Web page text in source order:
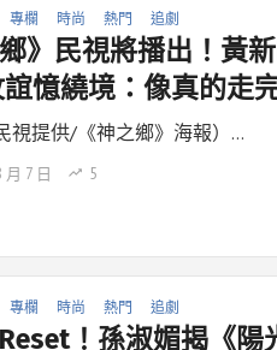
專欄 時尚 熱門 追劇
鄉》民視將播出！黃
憶繞境：像真的走
視提供/《神之鄉》海報）…
月 7 日 5
專欄 時尚 熱門 追劇
！孫淑媚揭《陽